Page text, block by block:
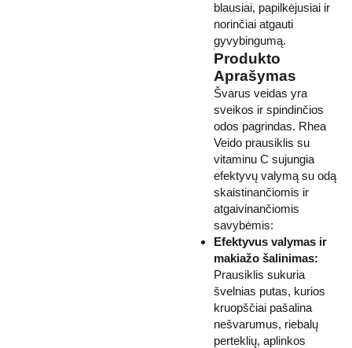
blausiai, papilkėjusiai ir
norinčiai atgauti
gyvybingumą.
Produkto
Aprašymas
Švarus veidas yra
sveikos ir spindinčios
odos pagrindas. Rhea
Veido prausiklis su
vitaminu C sujungia
efektyvų valymą su odą
skaistinančiomis ir
atgaivinančiomis
savybėmis:
Efektyvus valymas ir
makiažo šalinimas:
Prausiklis sukuria
švelnias putas, kurios
kruopščiai pašalina
nešvarumus, riebalų
perteklių, aplinkos